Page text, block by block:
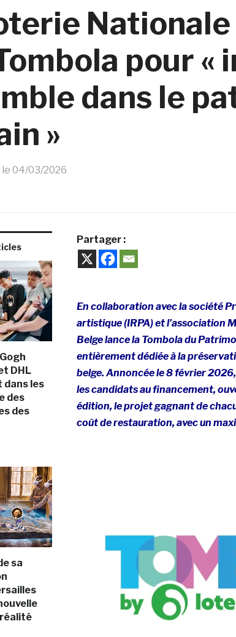
pour «
dans le
»
le 04/03/2026
DHL
dans les
des
des
sa
Partager :
En collaboration avec la société
artistique (IRPA) et l’association
Belge lance la Tombola du
entièrement dédiée à la
belge. Annoncée le 8 février
les candidats au financement,
édition, le projet gagnant de
coût de restauration, avec un